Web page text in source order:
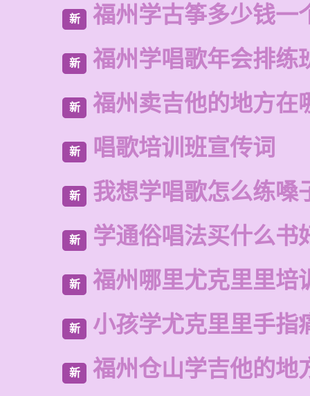
新 福州学古筝多少钱一
新 福州学唱歌年会排练
新 福州卖吉他的地方在
新 唱歌培训班宣传词
新 我想学唱歌怎么练嗓
新 学通俗唱法买什么书
新 福州哪里尤克里里培
新 小孩学尤克里里手指
新 福州仓山学吉他的地